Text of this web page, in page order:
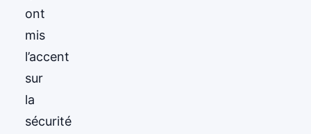
ont
mis
l’accent
sur
la
sécurité